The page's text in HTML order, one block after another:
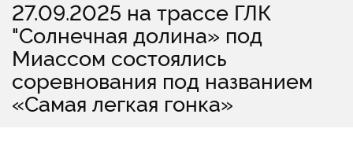
27.09.2025 на трассе ГЛК
"Солнечная долина» под
Миассом состоялись
соревнования под названием
«Самая легкая гонка»